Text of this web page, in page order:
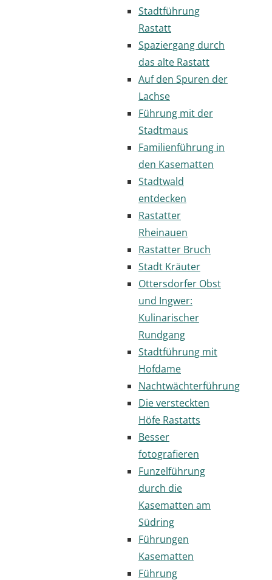
Stadtführung
Rastatt
Spaziergang durch
das alte Rastatt
Auf den Spuren der
Lachse
Führung mit der
Stadtmaus
Familienführung in
den Kasematten
Stadtwald
entdecken
Rastatter
Rheinauen
Rastatter Bruch
Stadt Kräuter
Ottersdorfer Obst
und Ingwer:
Kulinarischer
Rundgang
Stadtführung mit
Hofdame
Nachtwächterführung
Die versteckten
Höfe Rastatts
Besser
fotografieren
Funzelführung
durch die
Kasematten am
Südring
Führungen
Kasematten
Führung